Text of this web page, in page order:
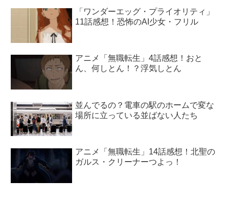
「ワンダーエッグ・プライオリティ」
11話感想！恐怖のAI少女・フリル
アニメ「無職転生」4話感想！おと
ん、何しとん！？浮気しとん
並んでるの？電車の駅のホームで変な
場所に立っている並ばない人たち
アニメ「無職転生」14話感想！北聖の
ガルス・クリーナーつよっ！